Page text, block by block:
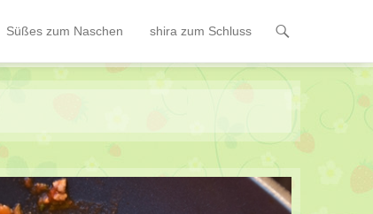
Süßes zum Naschen shira zum Schluss